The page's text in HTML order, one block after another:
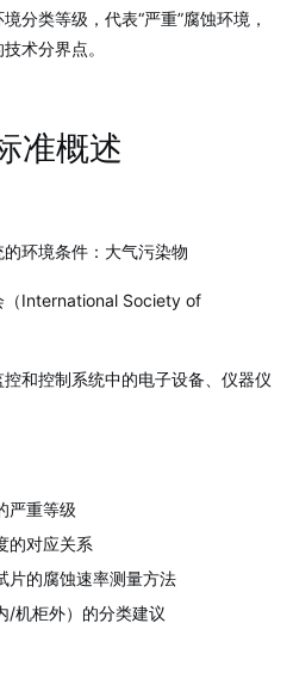
分类等级，代表“严重”腐蚀环境，
术分界点。
准概述
的环境条件：大气污染物
（International Society of
控和控制系统中的电子设备、仪器仪
严重等级
的对应关系
片的腐蚀速率测量方法
/机柜外）的分类建议